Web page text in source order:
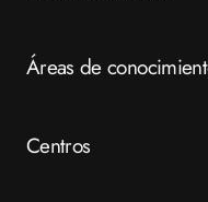
Grados Medios
Especializaciones
Áreas de
Emergencias
Centros